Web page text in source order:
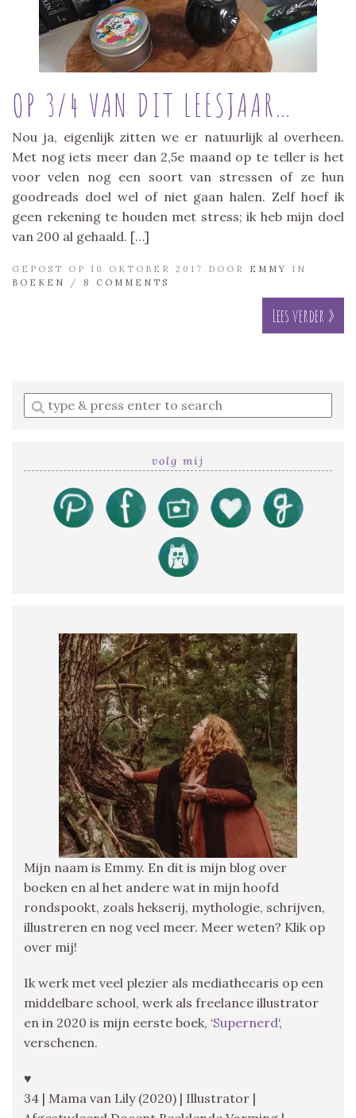
OP 3/4 VAN DIT LEESJAAR…
Nou ja, eigenlijk zitten we er natuurlijk al overheen.
Met nog iets meer dan 2,5e maand op te teller is het
voor velen nog een soort van stressen of ze hun
goodreads doel wel of niet gaan halen. Zelf hoef ik
geen rekening te houden met stress; ik heb mijn doel
van 200 al gehaald. […]
GEPOST OP 10 OKTOBER 2017 DOOR EMMY
IN
BOEKEN
/ 8 COMMENTS
Lees verder »
Enter
a
volg mij
Mijn naam is Emmy. En dit is mijn blog over
boeken en al het andere wat in mijn hoofd
rondspookt, zoals hekserij, mythologie, schrijven,
illustreren en nog veel meer. Meer weten? Klik op
over mij!
Ik werk met veel plezier als mediathecaris op een
middelbare school, werk als freelance illustrator
en in 2020 is mijn eerste boek, ‘Supernerd‘,
verschenen.
♥
34 | Mama van Lily (2020) | Illustrator |